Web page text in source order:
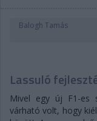
Balogh Tamás
Lassuló
Mivel egy új F1-es
várható volt, hogy